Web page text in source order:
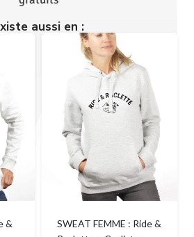
aussi en :
&
SWEAT FEMME : Ride &